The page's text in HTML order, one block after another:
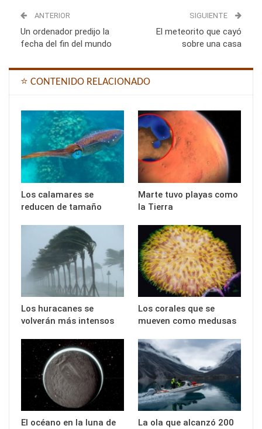
ANTERIOR
Un ordenador predijo la
fecha del fin del mundo
SIGUIENTE
El meteorito que cayó
sobre una casa
⭐ CONTENIDO RELACIONADO
Los calamares se
reducen de tamaño
Marte tuvo playas como
la Tierra
Los huracanes se
volverán más intensos
Los corales que se
mueven como medusas
El océano en la luna de
La ola que alcanzó 200